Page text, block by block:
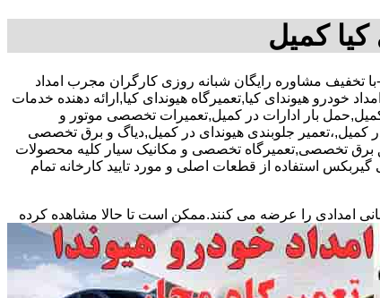
کیا کمیل
رحیمی-با تخفیف مشاوره رایگان شبانه روزی کارگران مجرب امداد
خودرو هیوندای کیا,تعمیرگاه هیوندای کیا,ارائه دهنده خدمات
بار ادارات در کمیل,تعمیرات تخصصی موتور و
در کمیل,،تعمیر جلوبندی هیوندای در کمیل,دیاگ و برق تخصصی
برق تخصصی,تعمیرگاه تخصصی و مکانیک سیار کلیه محصولات
استفاده از قطعات اصلی و مورد تایید کارخانه تمام
امدادی را عرضه می کنند.ممکن است تا حالا مشاهده کرده